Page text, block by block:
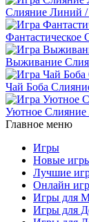
Слияние Линий /
Фантастическое
Выживание
Чай Боба
Уютное Слияние
Главное меню
Игры
Новые
Лучшие
Онлайн
Игры для
Игры для